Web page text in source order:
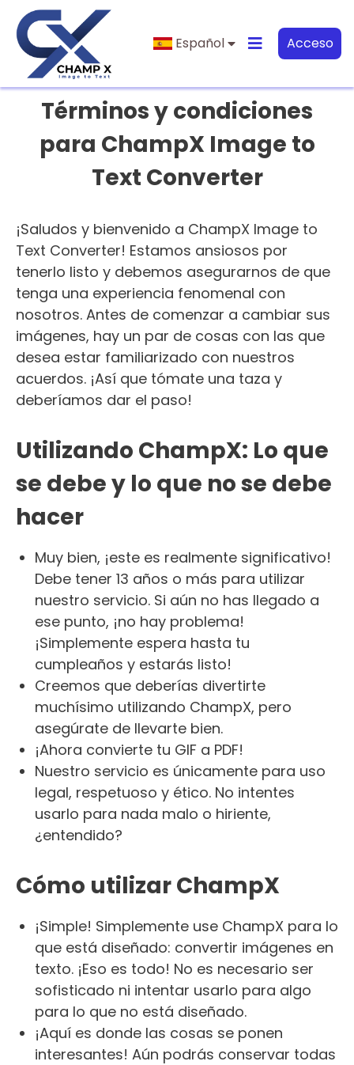
Español Acceso
Términos y condiciones
para ChampX Image to
Text Converter
¡Saludos y bienvenido a ChampX Image to
Text Converter! Estamos ansiosos por
tenerlo listo y debemos asegurarnos de que
tenga una experiencia fenomenal con
nosotros. Antes de comenzar a cambiar sus
imágenes, hay un par de cosas con las que
desea estar familiarizado con nuestros
acuerdos. ¡Así que tómate una taza y
deberíamos dar el paso!
Utilizando ChampX: Lo que
se debe y lo que no se debe
hacer
Muy bien, ¡este es realmente significativo!
Debe tener 13 años o más para utilizar
nuestro servicio. Si aún no has llegado a
ese punto, ¡no hay problema!
¡Simplemente espera hasta tu
cumpleaños y estarás listo!
Creemos que deberías divertirte
muchísimo utilizando ChampX, pero
asegúrate de llevarte bien.
¡Ahora convierte tu GIF a PDF!
Nuestro servicio es únicamente para uso
legal, respetuoso y ético. No intentes
usarlo para nada malo o hiriente,
¿entendido?
Cómo utilizar ChampX
¡Simple! Simplemente use ChampX para lo
que está diseñado: convertir imágenes en
texto. ¡Eso es todo! No es necesario ser
sofisticado ni intentar usarlo para algo
para lo que no está diseñado.
¡Aquí es donde las cosas se ponen
interesantes! Aún podrás conservar todas